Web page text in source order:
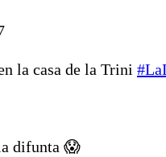
la casa de la Trini
difunta 😱